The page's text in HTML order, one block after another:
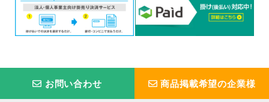
お問い合わせ 商品掲載希望の企業様